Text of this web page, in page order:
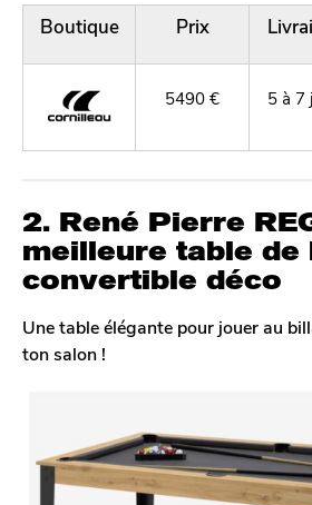
Boutique Prix
5490 € 5 à 7
2. René Pierre
meilleure table de
convertible déco
Une table élégante pour jouer au
ton salon !